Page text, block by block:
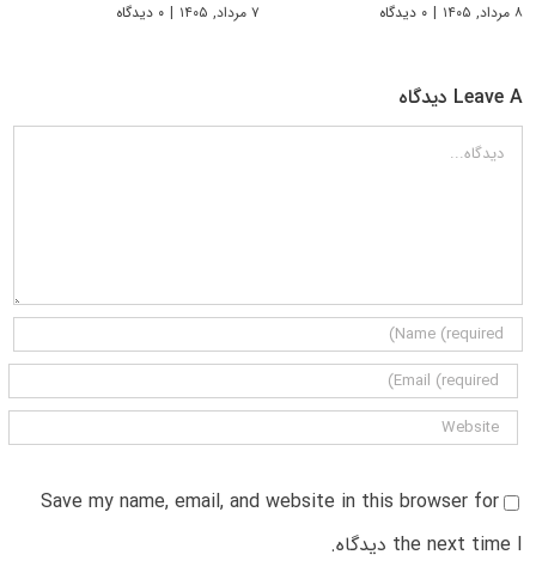
۸ مرداد, ۱۴۰۵ | ۰ دیدگاه ۷ مرداد, ۱۴۰۵ | ۰ دیدگاه
Leave A دیدگاه
دیدگاه
Save my name, email, and website in this browser for
the next time I دیدگاه.